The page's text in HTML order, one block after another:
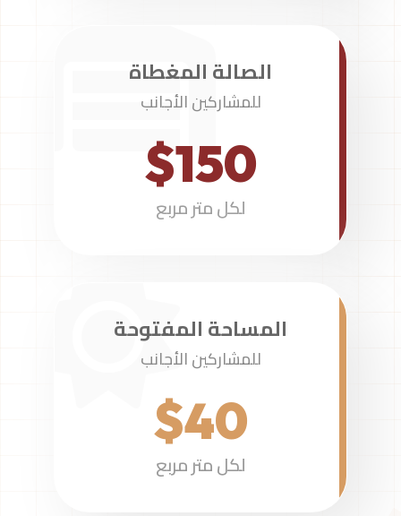
الصالة المغطاة
للمشاركين الأجانب
$150
لكل متر مربع
المساحة المفتوحة
للمشاركين الأجانب
$40
لكل متر مربع